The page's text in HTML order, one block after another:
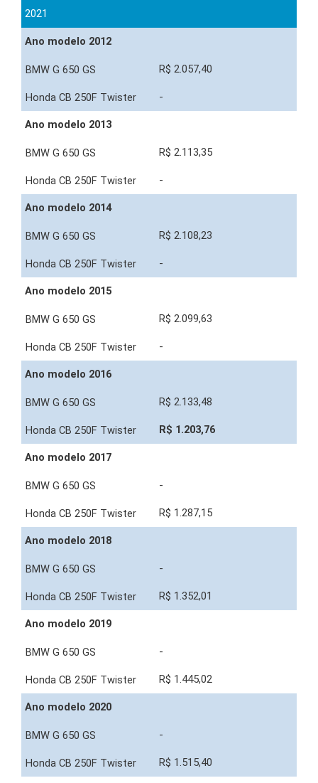
2021
Ano modelo 2012
R$ 2.057,40
-
Ano modelo 2013
R$ 2.113,35
-
Ano modelo 2014
R$ 2.108,23
-
Ano modelo 2015
R$ 2.099,63
-
Ano modelo 2016
R$ 2.133,48
R$ 1.203,76
Ano modelo 2017
-
R$ 1.287,15
Ano modelo 2018
-
R$ 1.352,01
Ano modelo 2019
-
R$ 1.445,02
Ano modelo 2020
-
R$ 1.515,40